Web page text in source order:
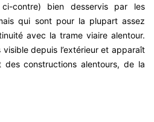
contre) bien desservis par les
qui sont pour la plupart assez
avec la trame viaire alentour.
visible depuis l’extérieur et apparaît
constructions alentours, de la